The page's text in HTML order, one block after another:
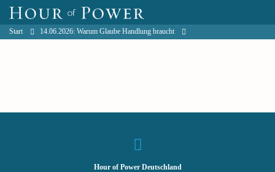
Start 14.06.2026: Warum Glaube Handlung braucht
Hour of Power Deutschland